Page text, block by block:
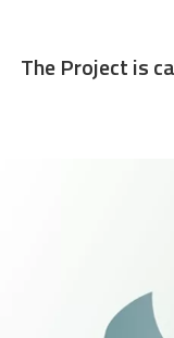
The Project is